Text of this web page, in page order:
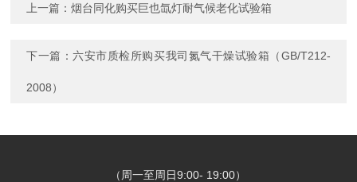
上一篇：烟台同化购买巨也氙灯耐气候老化试验箱
下一篇：六安市质检所购买我司氮气干燥试验箱（GB/T212-
2008）
（周一至周日9:00- 19:00）